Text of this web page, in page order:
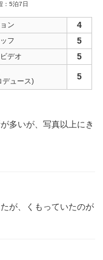
：5泊7日
ン 4
フ 5
デオ 5
デュース)
5
多いが、写真以上にき
が、くもっていたのが